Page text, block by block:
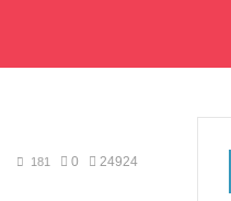
181 0 24924